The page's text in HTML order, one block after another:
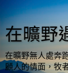
在曠野
在曠野無人處奔
顧人的情面，牧